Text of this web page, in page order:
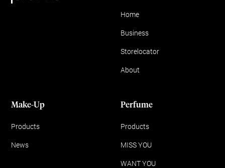
Home
Business
Storelocator
About
Make-Up
Products
News
Perfume
Products
MISS YOU
WANT YOU